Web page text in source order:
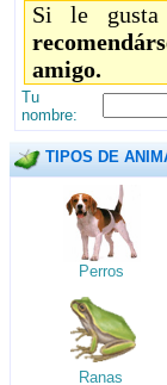
Si le
amigo.
Tu
nombre:
TIPOS DE
Perros
Ranas